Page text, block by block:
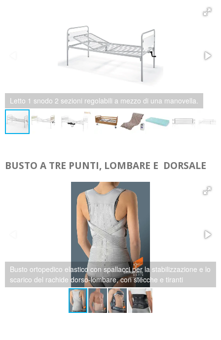
snodi
BUSTO A TRE PUNTI, LOMBARE E DORSALE
Corsetto elastico millerighe con stecche e tiranti